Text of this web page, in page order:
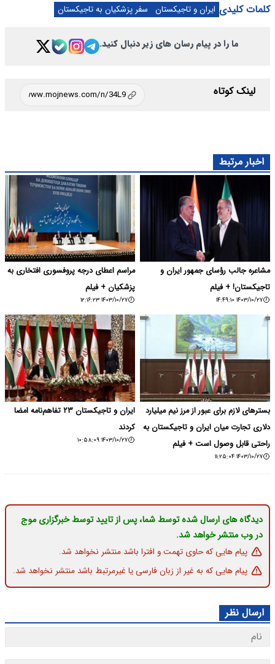
کلمات کلیدی ایران و تاجیکستان سفر پزشکیان به تاجیکستان
ما را در پیام رسان های زیر دنبال کنید.
لینک کوتاه
اخبار مرتبط
مشاعره جالب رؤسای جمهور ایران و
تاجیکستان! + فیلم
۱۴۰۳/۱۰/۲۷ ۱۴:۴۹:۱۰
مراسم اعطای درجه پروفسوری افتخاری به
پزشکیان + فیلم
۱۴۰۳/۱۰/۲۷ ۱۲:۱۶:۲۳
بسترهای لازم برای عبور از مرز نیم میلیارد
دلاری تجارت میان ایران و تاجیکستان به
راحتی قابل وصول است + فیلم
۱۴۰۳/۱۰/۲۷ ۱۱:۲۵:۰۴
ایران و تاجیکستان ۲۳ تفاهم‌نامه امضا
کردند
۱۴۰۳/۱۰/۲۷ ۱۰:۵۸:۰۹
دیدگاه های ارسال شده توسط شما، پس از تایید توسط خبرگزاری موج
در وب منتشر خواهد شد.
پیام هایی که حاوی تهمت و افترا باشد منتشر نخواهد شد.
پیام هایی که به غیر از زبان فارسی یا غیرمرتبط باشد منتشر نخواهد شد.
ارسال نظر